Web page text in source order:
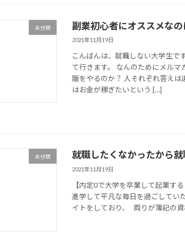
未分類 副業初心者にオススメなの
2021年11月19日
こんばんは、就職しない大学生で
て行きます。 なんのためにメル
販をやるのか？ 人それぞれ答え
はお金が稼ぎたいという […]
未分類 就職したくなかったから
2021年11月19日
【内定0で大学を卒業して起業す
進学して平凡な毎日を過ごして
イトをしており、 周りが簿記の